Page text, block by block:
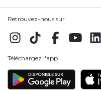
Retrouvez-nous sur
Téléchargez l'app